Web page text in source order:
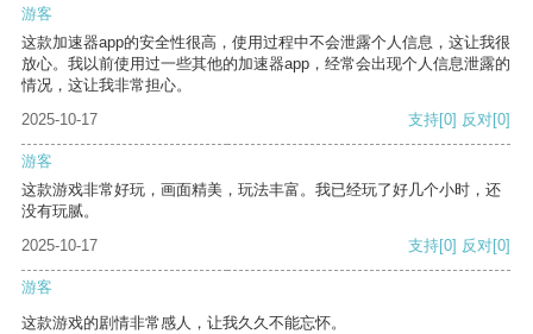
游客
这款加速器app的安全性很高，使用过程中不会泄露个人信息，这让我很
放心。我以前使用过一些其他的加速器app，经常会出现个人信息泄露的
情况，这让我非常担心。
2025-10-17
支持[0] 反对[0]
游客
这款游戏非常好玩，画面精美，玩法丰富。我已经玩了好几个小时，还
没有玩腻。
2025-10-17
支持[0] 反对[0]
游客
这款游戏的剧情非常感人，让我久久不能忘怀。